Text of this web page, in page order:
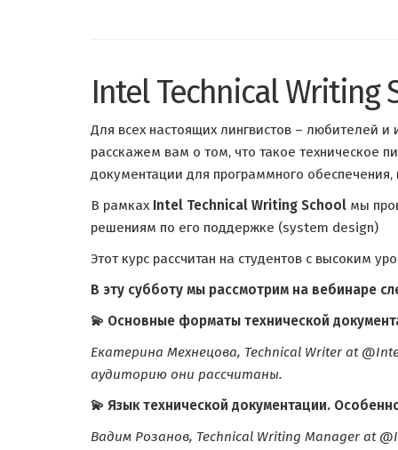
Intel Technical Writing
Для всех настоящих лингвистов – любителей
расскажем вам о том, что такое техническое
документации для программного
В рамках Intel Technical Writing School мы
решениям по его поддержке (system design)
Этот курс рассчитан на студентов с высоким
В эту субботу мы рассмотрим на вебинаре
💫 Основные форматы технической
Екатерина Мехнецова, Technical Writer at
аудиторию они рассчитаны.
💫 Язык технической документации.
Вадим Розанов, Technical Writing Manager at